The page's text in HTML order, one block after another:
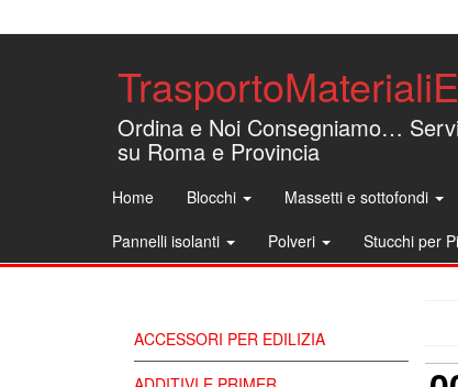
Ordina e Noi Consegniamo…
su Roma e Provincia
Home Blocchi Massetti e sottofondi
Pannelli isolanti
Polveri Stucchi per
ACCESSORI PER EDILIZIA